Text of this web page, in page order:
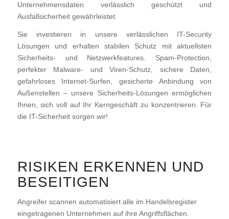
Unternehmensdaten verlässlich geschützt und
Ausfallsicherheit gewährleistet.
Sie investieren in unsere verlässlichen IT-Security
Lösungen und erhalten stabilen Schutz mit aktuellsten
Sicherheits- und Netzwerkfeatures. Spam-Protection,
perfekter Malware- und Viren-Schutz, sichere Daten,
gefahrloses Internet-Surfen, gesicherte Anbindung von
Außenstellen – unsere Sicherheits-Lösungen ermöglichen
Ihnen, sich voll auf Ihr Kerngeschäft zu konzentrieren. Für
die IT-Sicherheit sorgen wir!
RISIKEN ERKENNEN UND
BESEITIGEN
Angreifer scannen automatisiert alle im Handelsregister
eingetragenen Unternehmen auf ihre Angriffsflächen.